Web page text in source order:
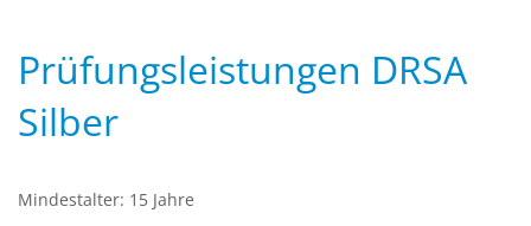
Prüfungsleistungen DRSA
Silber
Mindestalter: 15 Jahre